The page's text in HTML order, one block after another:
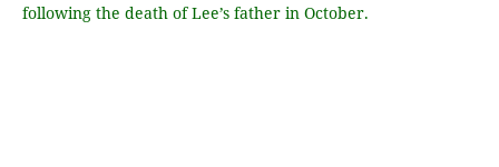
following the death of Lee’s father in October.